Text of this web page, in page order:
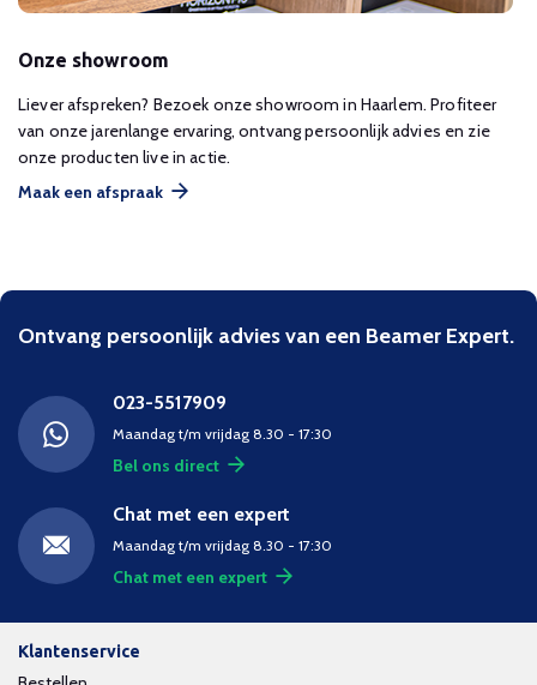
Onze showroom
Liever afspreken? Bezoek onze showroom in Haarlem. Profiteer
van onze jarenlange ervaring, ontvang persoonlijk advies en zie
onze producten live in actie.
Maak een afspraak
Ontvang persoonlijk advies van een Beamer Expert.
023-5517909
Maandag t/m vrijdag 8.30 - 17:30
Bel ons direct
Chat met een expert
Maandag t/m vrijdag 8.30 - 17:30
Chat met een expert
Klantenservice